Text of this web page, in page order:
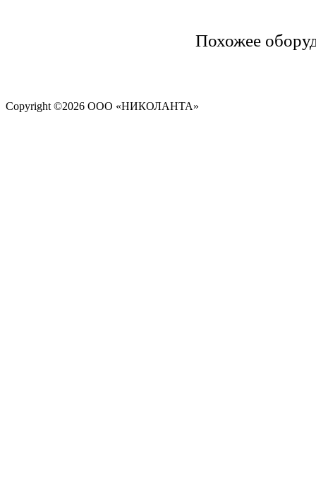
Похожее
Copyright ©2026 ООО «НИКОЛАНТА»